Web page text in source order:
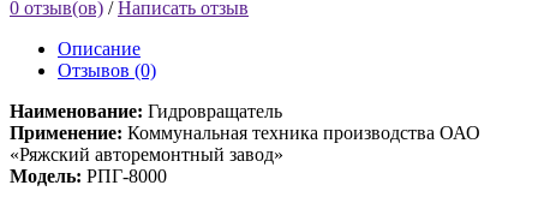
0 отзыв(ов) /Написать отзыв
Описание
Отзывов (0)
Наименование: Гидровращатель
Применение: Коммунальная техника производства ОАО
«Ряжский авторемонтный завод»
Модель: РПГ-8000